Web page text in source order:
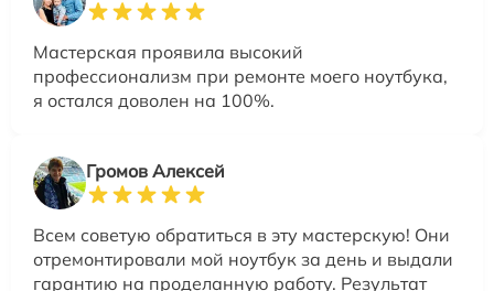
Мастерская проявила высокий
профессионализм при ремонте моего ноутбука,
я остался доволен на 100%.
Громов Алексей
Всем советую обратиться в эту мастерскую! Они
отремонтировали мой ноутбук за день и выдали
гарантию на проделанную работу. Результат